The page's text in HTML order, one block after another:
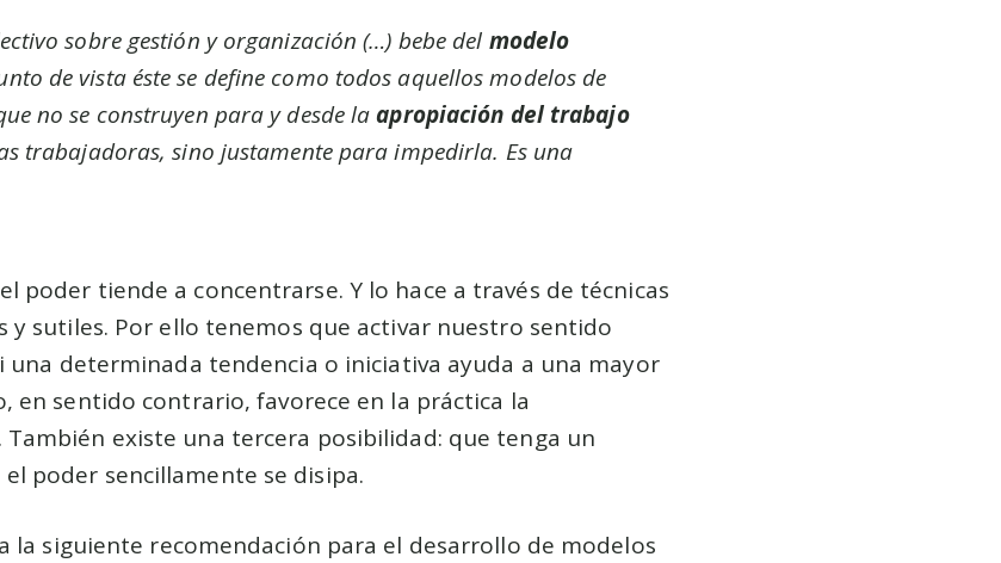
sobre gestión y organización (…) bebe del modelo
de vista éste se define como todos aquellos modelos de
no se construyen para y desde laapropiación del trabajo
trabajadoras, sino justamente para impedirla. Es una
poder tiende a concentrarse. Y lo hace a través de técnicas
y sutiles. Por ello tenemos que activar nuestro sentido
determinada tendencia o iniciativa ayuda a una mayor
en sentido contrario, favorece en la práctica la
existe una tercera posibilidad: que tenga un
poder sencillamente se disipa.
la siguiente recomendación para el desarrollo de modelos